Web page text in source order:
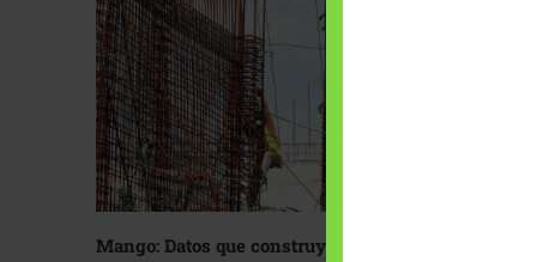
Mango: Datos que construyen confianza